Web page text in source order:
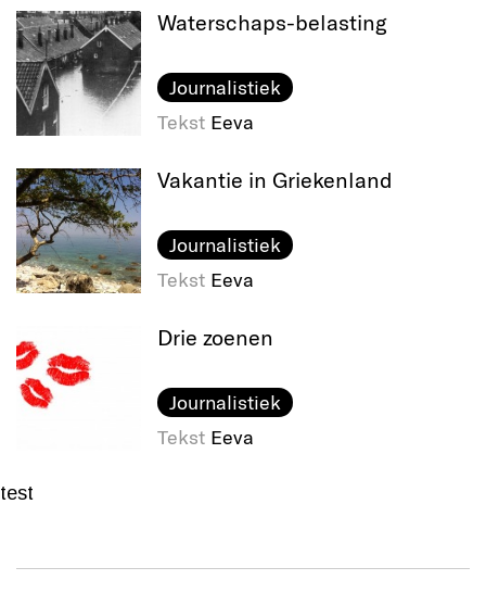
Waterschaps-belasting
Journalistiek
Tekst Eeva
Vakantie in Griekenland
Journalistiek
Tekst Eeva
Drie zoenen
Journalistiek
Tekst Eeva
test